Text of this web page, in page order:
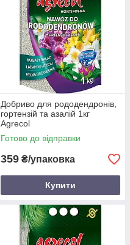
Добриво для рододендронів,
гортензій та азалій 1кг
Agrecol
Готово до відправки
359 ₴/упаковка
Купити